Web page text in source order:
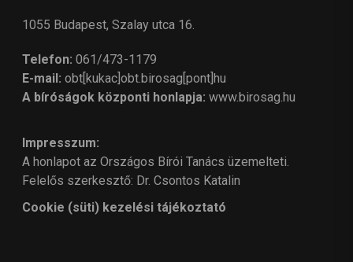
1055 Budapest, Szalay utca 16.
Telefon: 061/473-1179
E-mail: obt[kukac]obt.birosag[pont]hu
A bíróságok központi honlapja: www.birosag.hu
Impresszum:
A honlapot az Országos Bírói Tanács üzemelteti.
Felelős szerkesztő: Dr. Csontos Katalin
Cookie (süti) kezelési tájékoztató